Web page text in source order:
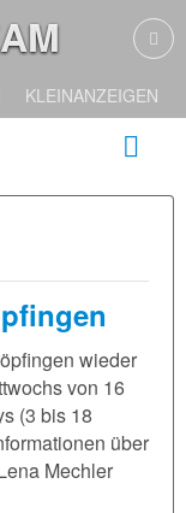
KLEINANZEIGEN
wieder
von 16
(3 bis 18
über
Mechler